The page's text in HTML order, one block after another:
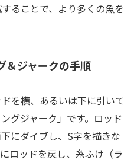
ることで、より多くの魚を
＆ジャークの手順
を横、あるいは下に引いて
グジャーク」です。ロッド
にダイブし、S字を描きな
ロッドを戻し、糸ふけ（ラ